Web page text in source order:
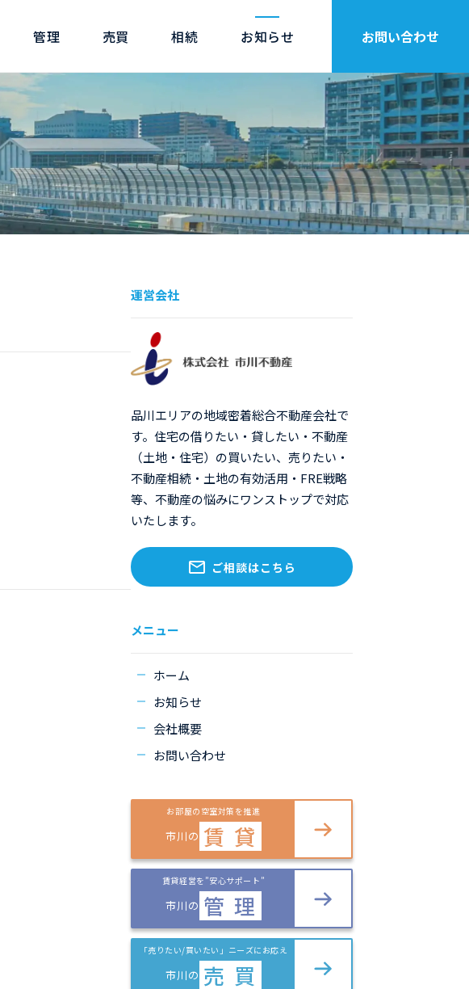
管理 売買 相続 お知らせ お問い合わせ
運営会社
品川エリアの地域密着総合不動産会社で
す。住宅の借りたい・貸したい・不動産
（土地・住宅）の買いたい、売りたい・
不動産相続・土地の有効活用・FRE戦略
等、不動産の悩みにワンストップで対応
いたします。
ご相談はこちら
メニュー
ホーム
お知らせ
会社概要
お問い合わせ
お部屋の空室対策を推進
市川の 賃 貸
賃貸経営を”安心サポート”
市川の 管 理
「売りたい/買いたい」ニーズにお応え
市川の 売 買